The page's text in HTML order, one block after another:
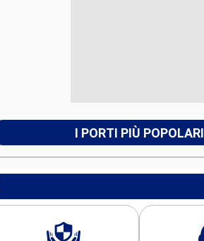
I PORTI PIÙ POPOLARI